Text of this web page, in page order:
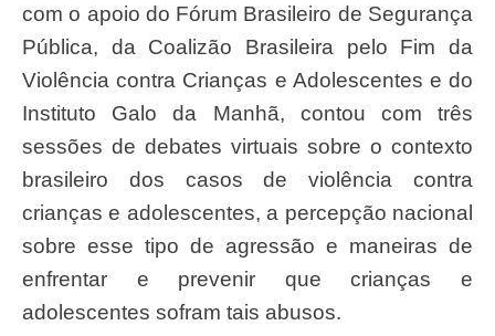
com o apoio do Fórum Brasileiro de Segurança
Pública, da Coalizão Brasileira pelo Fim da
Violência contra Crianças e Adolescentes e do
Instituto Galo da Manhã, contou com três
sessões de debates virtuais sobre o contexto
brasileiro dos casos de violência contra
crianças e adolescentes, a percepção nacional
sobre esse tipo de agressão e maneiras de
enfrentar e prevenir que crianças e
adolescentes sofram tais abusos.